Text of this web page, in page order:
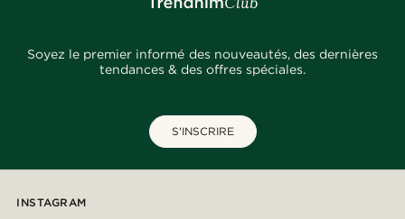
Soyez le premier informé des nouveautés, des dernières
tendances & des offres spéciales.
S'INSCRIRE
INSTAGRAM